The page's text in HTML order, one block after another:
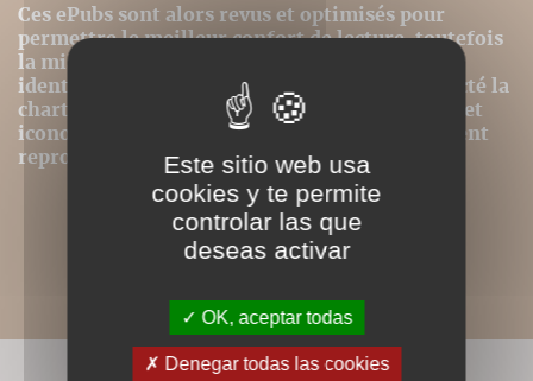
Ces ePubs sont alors revus et optimisés pour
permettre le meilleur confort de lecture, toutefois
la mise en page n'est donc pas strictement
identique même si nous avons au mieux respecté la
charte graphique initiale. Les contenus textes et
iconographiques sont, par contre, intégralement
reproduits dans ce format.Este sitio web usa
cookies y te permite
controlar las que
deseas activar
OK, aceptar todas
Denegar todas las cookies